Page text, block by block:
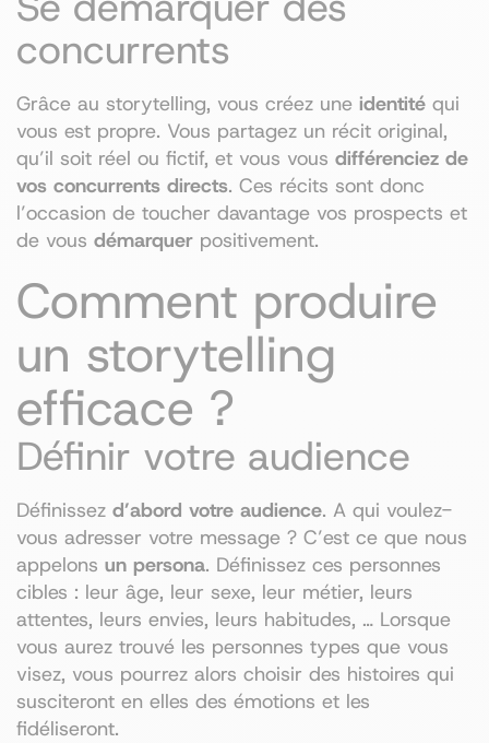
concurrents
Grâce au storytelling, vous créez une identité qui
vous est propre. Vous partagez un récit original,
qu’il soit réel ou fictif, et vous vous différenciez de
vos concurrents directs. Ces récits sont donc
l’occasion de toucher davantage vos prospects et
de vous démarquer positivement.
Comment produire
un storytelling
efficace ?
Définir votre audience
Définissez d’abord votre audience. A qui voulez-
vous adresser votre message ? C’est ce que nous
appelons un persona. Définissez ces personnes
cibles : leur âge, leur sexe, leur métier, leurs
attentes, leurs envies, leurs habitudes, … Lorsque
vous aurez trouvé les personnes types que vous
visez, vous pourrez alors choisir des histoires qui
susciteront en elles des émotions et les
fidéliseront.